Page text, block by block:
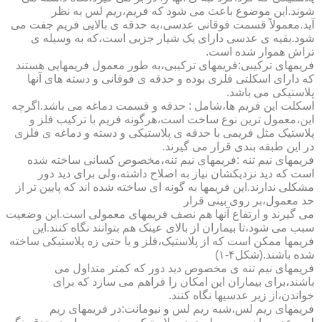
شوند.این موضوع باعث می شود که فریم،ریم لس به نظر
آید.معمولاً قسمت فوقانی عدسی،به حدقه ی بالایی فریم جفت می
شود.بقیه ی عدسی دارای یک شیار جزیی است،که به وسیله ی
تراش هموار شده است.
فریمهای ترکیبی:فریمهای ترکیبی،به طور معمول فریمهایی هستند
که دارای اسکلتی فلزی بوده و حدقه ی فوقانی و دسته های آنها
پلاستیکی می باشد.
اسکلت این فریم ها،شامل : حدقه و قسمت دماغه می باشد.اگرچه
این،معمول ترین نوع ساخت است،هرگونه فریم با ترکیب فلز و
پلاستیک مثل فریمی با حدقه ی پلاستیکی و دسته و دماغه ی فلزی
در این طبقه بندی قرار می گیرند.
فریمهای نیم تنه :فریمهای نیم تنه،مخصوص کسانی ساخته شده
است که دید نزدیکشان نیاز به اصلاح داشته،ولی برای دید دور
مشکلی ندارند.این فریمها به گونه ای ساخته شده اند که پایین تر از
حد معمول،بر روی بینی قرار
می گیرند و ارتفاع آنها هم نصف فریمهای معمولی است.این وضعیت
سبب می شود،تا بیماران از بالای عینک هم بتوانند نگاه کنند.این
فریمها ممکن است که از پلاستیک،فلز و یا حتی زه پلاستیکی ساخته
شده باشند.(شکل۴-۱)
فریمهای نیم تنه ی مخصوص دید دور که کمتر متداول می
باشند،برای بیماران این امکان را فراهم می سازد که برای
خواندن،از زیر عدسیها نگاه کنند.
فریمهای ریم لس،شبه ریم لس و نیومانت:در فریمهای ریم